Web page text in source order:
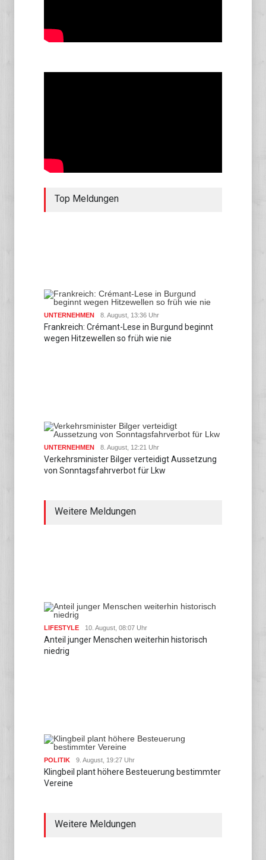
Top Meldungen
UNTERNEHMEN 8. August, 13:36 Uhr
Frankreich: Crémant-Lese in Burgund beginnt
wegen Hitzewellen so früh wie nie
UNTERNEHMEN 8. August, 12:21 Uhr
Verkehrsminister Bilger verteidigt Aussetzung
von Sonntagsfahrverbot für Lkw
Weitere Meldungen
LIFESTYLE 10. August, 08:07 Uhr
Anteil junger Menschen weiterhin historisch
niedrig
POLITIK 9. August, 19:27 Uhr
Klingbeil plant höhere Besteuerung bestimmter
Vereine
Weitere Meldungen